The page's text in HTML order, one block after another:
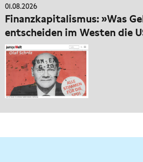
01.08.2026
Finanzkapitalismus: »Was
entscheiden im Westen die